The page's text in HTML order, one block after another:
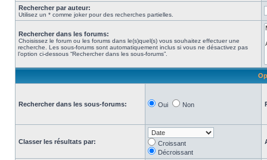
Rechercher par auteur:
Utilisez un * comme joker pour des recherches partielles.
Rechercher dans les forums:
Choisissez le forum ou les forums dans le(s)quel(s) vous souhaitez effectuer une
recherche. Les sous-forums sont automatiquement inclus si vous ne désactivez pas
l’option ci-dessous “Rechercher dans les sous-forums”.
Rechercher dans les sous-forums: Oui Non
Classer les résultats par:
Croissant
Décroissant